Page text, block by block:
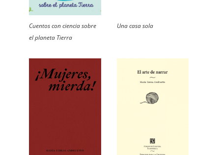
Cuentos con ciencia sobre
el planeta Tierra
Una casa sola